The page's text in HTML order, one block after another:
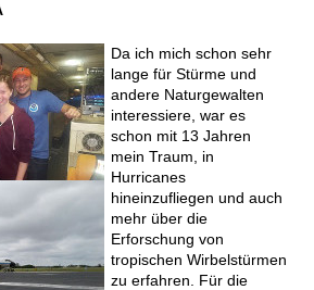
Da ich mich schon sehr
lange für Stürme und
andere Naturgewalten
interessiere, war es
schon mit 13 Jahren
mein Traum, in
Hurricanes
hineinzufliegen und auch
mehr über die
Erforschung von
tropischen Wirbelstürmen
zu erfahren. Für die